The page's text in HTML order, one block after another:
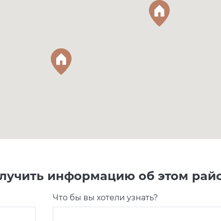
информацию об этом
Что бы вы хотели узнать?